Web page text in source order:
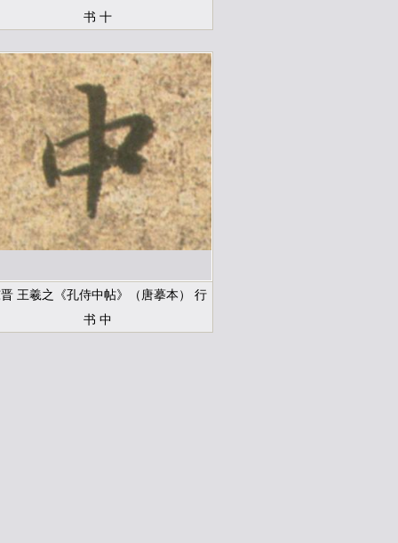
书 十
王羲之《孔侍中帖》（唐摹本） 行
书 中